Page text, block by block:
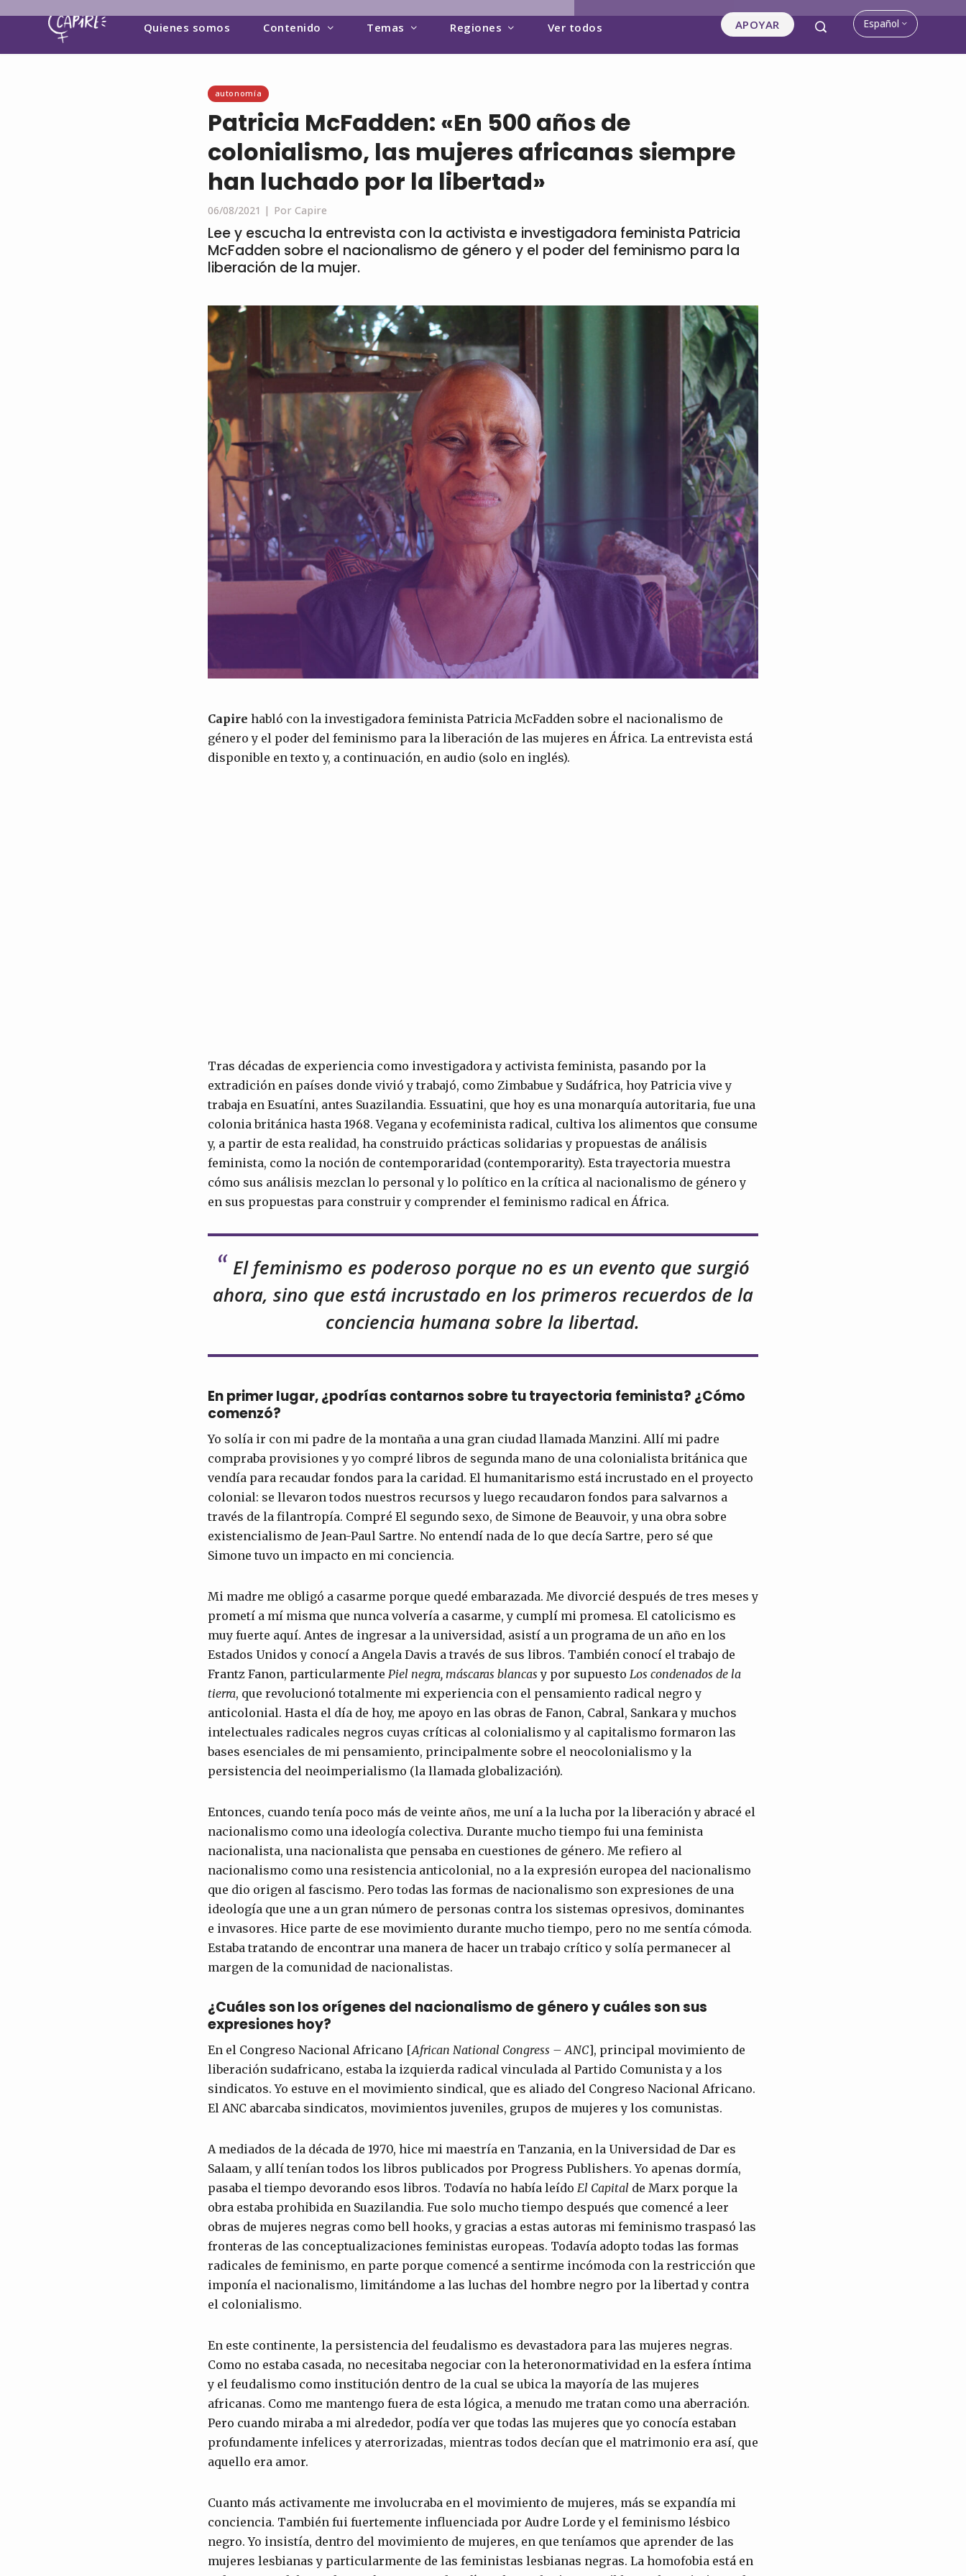
Quienes somos Contenido Temas Regiones Ver todos APOYAR Español
autonomía
Patricia McFadden: «En 500 años de
colonialismo, las mujeres africanas siempre
han luchado por la libertad»
06/08/2021 | Por Capire
Lee y escucha la entrevista con la activista e investigadora feminista Patricia
McFadden sobre el nacionalismo de género y el poder del feminismo para la
liberación de la mujer.
Capire habló con la investigadora feminista Patricia McFadden sobre el nacionalismo de
género y el poder del feminismo para la liberación de las mujeres en África. La entrevista está
disponible en texto y, a continuación, en audio (solo en inglés).
Tras décadas de experiencia como investigadora y activista feminista, pasando por la
extradición en países donde vivió y trabajó, como Zimbabue y Sudáfrica, hoy Patricia vive y
trabaja en Esuatíni, antes Suazilandia. Essuatini, que hoy es una monarquía autoritaria, fue una
colonia británica hasta 1968. Vegana y ecofeminista radical, cultiva los alimentos que consume
y, a partir de esta realidad, ha construido prácticas solidarias y propuestas de análisis
feminista, como la noción de contemporaridad (contemporarity). Esta trayectoria muestra
cómo sus análisis mezclan lo personal y lo político en la crítica al nacionalismo de género y
en sus propuestas para construir y comprender el feminismo radical en África.
El feminismo es poderoso porque no es un evento que surgió
ahora, sino que está incrustado en los primeros recuerdos de la
conciencia humana sobre la libertad.
En primer lugar, ¿podrías contarnos sobre tu trayectoria feminista? ¿Cómo
comenzó?
Yo solía ir con mi padre de la montaña a una gran ciudad llamada Manzini. Allí mi padre
compraba provisiones y yo compré libros de segunda mano de una colonialista británica que
vendía para recaudar fondos para la caridad. El humanitarismo está incrustado en el proyecto
colonial: se llevaron todos nuestros recursos y luego recaudaron fondos para salvarnos a
través de la filantropía. Compré El segundo sexo, de Simone de Beauvoir, y una obra sobre
existencialismo de Jean-Paul Sartre. No entendí nada de lo que decía Sartre, pero sé que
Simone tuvo un impacto en mi conciencia.
Mi madre me obligó a casarme porque quedé embarazada. Me divorcié después de tres meses y
prometí a mí misma que nunca volvería a casarme, y cumplí mi promesa. El catolicismo es
muy fuerte aquí. Antes de ingresar a la universidad, asistí a un programa de un año en los
Estados Unidos y conocí a Angela Davis a través de sus libros. También conocí el trabajo de
Frantz Fanon, particularmente Piel negra, máscaras blancas y por supuesto Los condenados de la
tierra, que revolucionó totalmente mi experiencia con el pensamiento radical negro y
anticolonial. Hasta el día de hoy, me apoyo en las obras de Fanon, Cabral, Sankara y muchos
intelectuales radicales negros cuyas críticas al colonialismo y al capitalismo formaron las
bases esenciales de mi pensamiento, principalmente sobre el neocolonialismo y la
persistencia del neoimperialismo (la llamada globalización).
Entonces, cuando tenía poco más de veinte años, me uní a la lucha por la liberación y abracé el
nacionalismo como una ideología colectiva. Durante mucho tiempo fui una feminista
nacionalista, una nacionalista que pensaba en cuestiones de género. Me refiero al
nacionalismo como una resistencia anticolonial, no a la expresión europea del nacionalismo
que dio origen al fascismo. Pero todas las formas de nacionalismo son expresiones de una
ideología que une a un gran número de personas contra los sistemas opresivos, dominantes
e invasores. Hice parte de ese movimiento durante mucho tiempo, pero no me sentía cómoda.
Estaba tratando de encontrar una manera de hacer un trabajo crítico y solía permanecer al
margen de la comunidad de nacionalistas.
¿Cuáles son los orígenes del nacionalismo de género y cuáles son sus
expresiones hoy?
En el Congreso Nacional Africano [African National Congress – ANC], principal movimiento de
liberación sudafricano, estaba la izquierda radical vinculada al Partido Comunista y a los
sindicatos. Yo estuve en el movimiento sindical, que es aliado del Congreso Nacional Africano.
El ANC abarcaba sindicatos, movimientos juveniles, grupos de mujeres y los comunistas.
A mediados de la década de 1970, hice mi maestría en Tanzania, en la Universidad de Dar es
Salaam, y allí tenían todos los libros publicados por Progress Publishers. Yo apenas dormía,
pasaba el tiempo devorando esos libros. Todavía no había leído El Capital de Marx porque la
obra estaba prohibida en Suazilandia. Fue solo mucho tiempo después que comencé a leer
obras de mujeres negras como bell hooks, y gracias a estas autoras mi feminismo traspasó las
fronteras de las conceptualizaciones feministas europeas. Todavía adopto todas las formas
radicales de feminismo, en parte porque comencé a sentirme incómoda con la restricción que
imponía el nacionalismo, limitándome a las luchas del hombre negro por la libertad y contra
el colonialismo.
En este continente, la persistencia del feudalismo es devastadora para las mujeres negras.
Como no estaba casada, no necesitaba negociar con la heteronormatividad en la esfera íntima
y el feudalismo como institución dentro de la cual se ubica la mayoría de las mujeres
africanas. Como me mantengo fuera de esta lógica, a menudo me tratan como una aberración.
Pero cuando miraba a mi alrededor, podía ver que todas las mujeres que yo conocía estaban
profundamente infelices y aterrorizadas, mientras todos decían que el matrimonio era así, que
aquello era amor.
Cuanto más activamente me involucraba en el movimiento de mujeres, más se expandía mi
conciencia. También fui fuertemente influenciada por Audre Lorde y el feminismo lésbico
negro. Yo insistía, dentro del movimiento de mujeres, en que teníamos que aprender de las
mujeres lesbianas y particularmente de las feministas lesbianas negras. La homofobia está en